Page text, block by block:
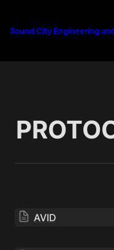
Sound City Engineering
AVID